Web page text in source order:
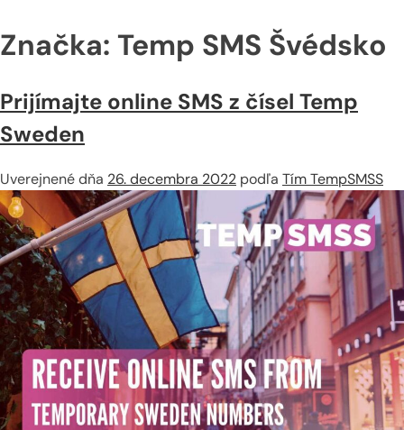
Značka: Temp SMS Švédsko
Prijímajte online SMS z čísel Temp
Sweden
Uverejnené dňa 26. decembra 2022 podľa Tím TempSMSS